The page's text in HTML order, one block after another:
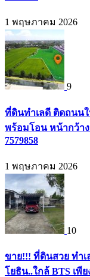
1 พฤษภาคม 2026
9
ที่ดินทำเลดี ติดถนน
พร้อมโอน หน้ากว้า
7579858
1 พฤษภาคม 2026
10
ขาย!!! ที่ดินสวย ทำเ
โยธิน..ใกล้ BTS เพีย